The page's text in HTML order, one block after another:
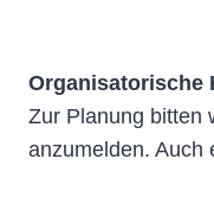
Organisatorische
Zur Planung bitten
anzumelden. Auch